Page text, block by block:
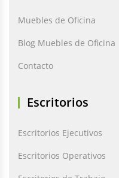
Muebles de Oficina
Blog Muebles de Oficina
Contacto
Escritorios
Escritorios Ejecutivos
Escritorios Operativos